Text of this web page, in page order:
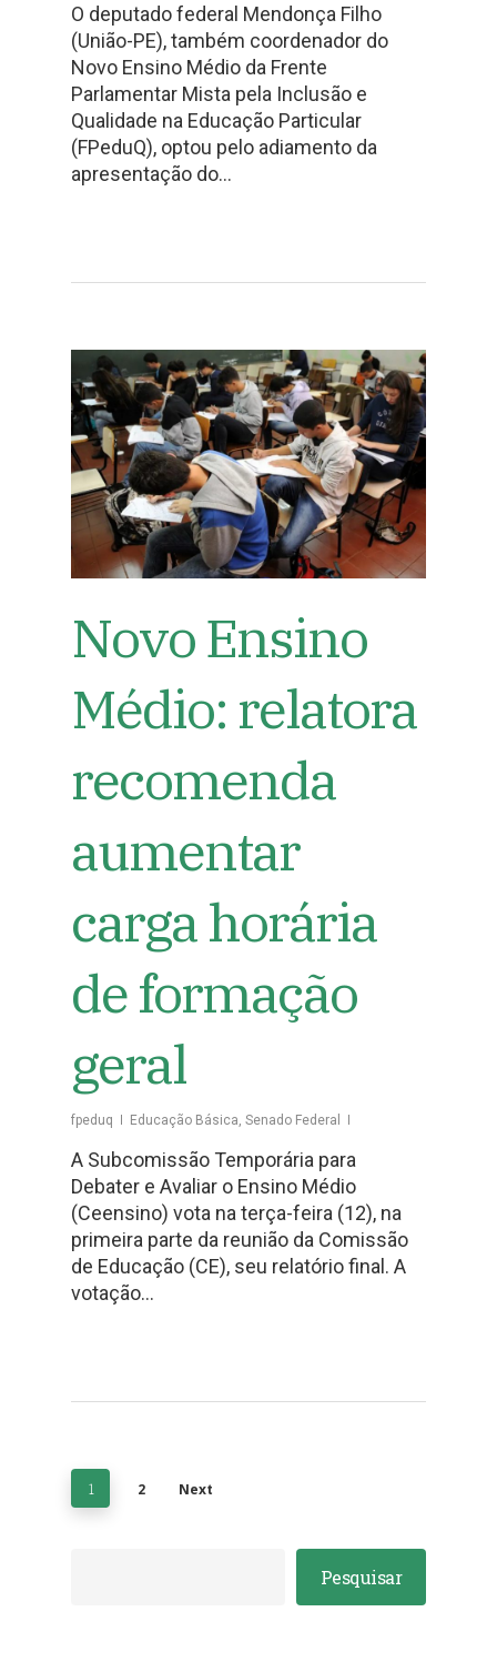
O deputado federal Mendonça Filho
(União-PE), também coordenador do
Novo Ensino Médio da Frente
Parlamentar Mista pela Inclusão e
Qualidade na Educação Particular
(FPeduQ), optou pelo adiamento da
apresentação do…
Novo Ensino
Médio: relatora
recomenda
aumentar
carga horária
de formação
geral
fpeduq Educação Básica Senado Federal
A Subcomissão Temporária para
Debater e Avaliar o Ensino Médio
(Ceensino) vota na terça-feira (12), na
primeira parte da reunião da Comissão
de Educação (CE), seu relatório final. A
votação…
1 2 Next
Pesquisar